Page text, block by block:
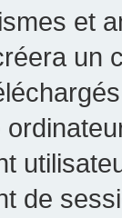
et
un
de